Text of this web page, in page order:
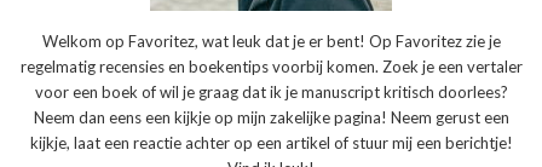
Welkom op Favoritez, wat leuk dat je er bent! Op Favoritez zie je
regelmatig recensies en boekentips voorbij komen. Zoek je een vertaler
voor een boek of wil je graag dat ik je manuscript kritisch doorlees?
Neem dan eens een kijkje op mijn zakelijke pagina! Neem gerust een
kijkje, laat een reactie achter op een artikel of stuur mij een berichtje!